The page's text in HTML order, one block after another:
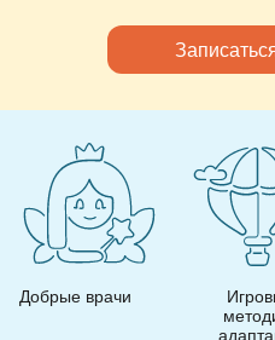
Добрые врачи